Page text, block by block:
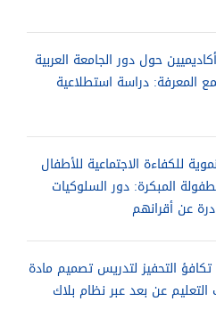
حول دور الجامعة العربية
المعرفة: دراسة استطلاعية
للكفاءة الاجتماعية للأطفال
المبكرة: دور السلوكيات
عن أقرانهم
التحفيز لتدريس تصميم مادة
عن بعد عبر نظام بلاك